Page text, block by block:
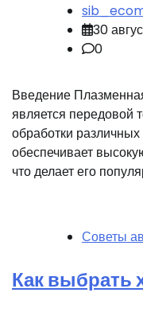
30
0
Введение
является передовой
обработки
обеспечивает
что делает его
Советы
Как выбрать